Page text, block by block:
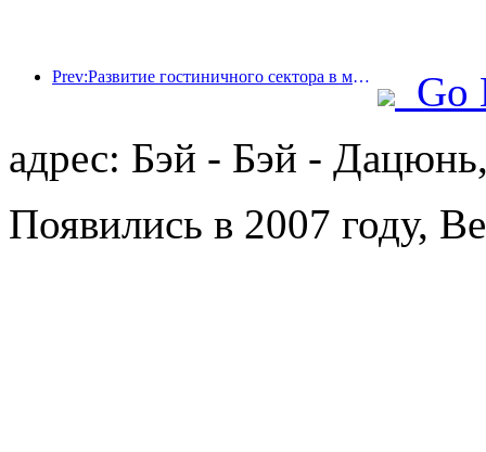
Prev:Развитие гостиничного сектора в мире в 2026 году: Шанхай занимает первое место по увеличению количества номеров.
Go
адрес: Бэй - Бэй -
Появились в 2007 году,